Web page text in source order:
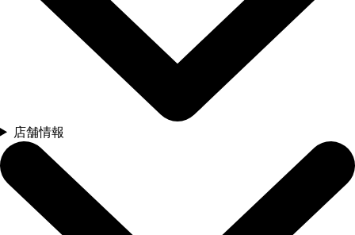
店舗情報